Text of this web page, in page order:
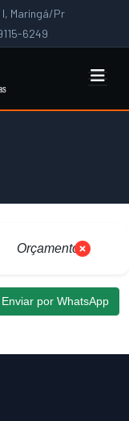
I, Maringá/Pr
6249
Orçamento
Enviar por WhatsApp